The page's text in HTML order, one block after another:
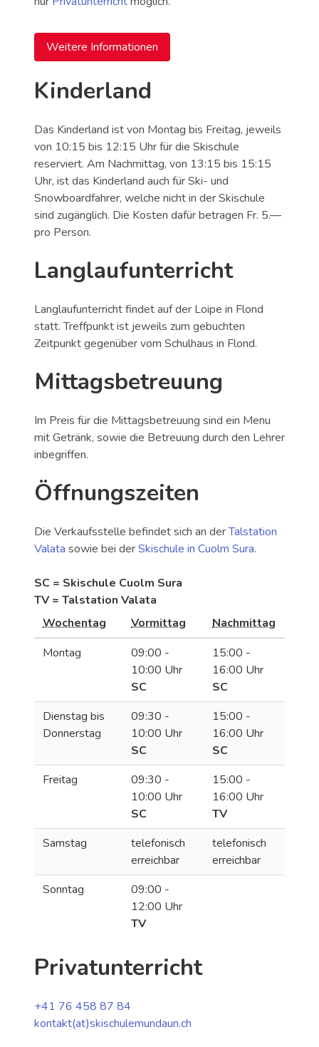
Weitere Informationen
Kinderland
Das Kinderland ist von Montag bis Freitag, jeweils
von 10:15 bis 12:15 Uhr für die Skischule
reserviert. Am Nachmittag, von 13:15 bis 15:15
Uhr, ist das Kinderland auch für Ski- und
Snowboardfahrer, welche nicht in der Skischule
sind zugänglich. Die Kosten dafür betragen Fr. 5.—
pro Person.
Langlaufunterricht
Langlaufunterricht findet auf der Loipe in Flond
statt. Treffpunkt ist jeweils zum gebuchten
Zeitpunkt gegenüber vom Schulhaus in Flond.
Mittagsbetreuung
Im Preis für die Mittagsbetreuung sind ein Menu
mit Getränk, sowie die Betreuung durch den Lehrer
inbegriffen.
Öffnungszeiten
Die Verkaufsstelle befindet sich an derTalstation
Valata sowie bei derSkischule in Cuolm Sura.
SC = Skischule Cuolm Sura
TV = Talstation Valata
Wochentag
Vormittag
Nachmittag
Montag
09:00 -
10:00 Uhr
SC
15:00 -
16:00 Uhr
SC
Dienstag bis
Donnerstag
09:30 -
10:00 Uhr
SC
15:00 -
16:00 Uhr
SC
Freitag
09:30 -
10:00 Uhr
SC
15:00 -
16:00 Uhr
TV
Samstag
telefonisch
erreichbar
telefonisch
erreichbar
Sonntag
09:00 -
12:00 Uhr
TV
Privatunterricht
+41 76 458 87 84
kontakt(at)skischulemundaun.ch